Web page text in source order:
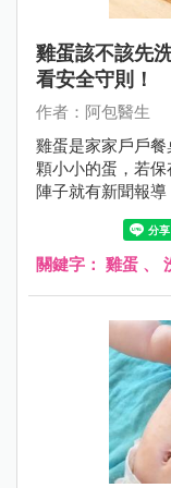
雞蛋該不該先
看安全守則！
作者：阿包醫生
雞蛋是家家戶戶
顆小小的蛋，若
陣子就有新聞報
染沙門氏菌高燒
麼挑、怎麼洗、
把「雞蛋安全守
關鍵字： 雞蛋 、